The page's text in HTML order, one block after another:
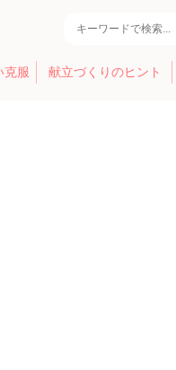
克服 献立づくりのヒント